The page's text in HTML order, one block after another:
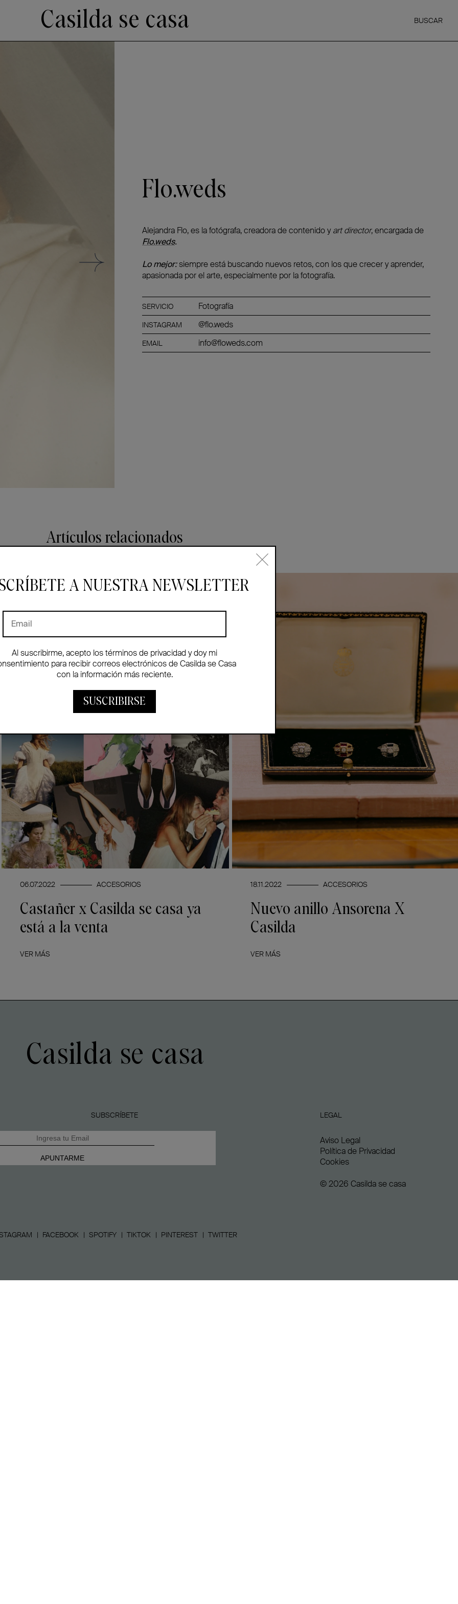
Casilda se casa BUSCAR
Flo.weds
Alejandra Flo, es la fotógrafa, creadora de contenido yart director, encargada de
Flo.weds.
Lo mejor:siempre está buscando nuevos retos, con los que crecer y aprender,
apasionada por el arte, especialmente por la fotografía.
SERVICIO Fotografía
INSTAGRAM @flo.weds
EMAIL info@floweds.com
Artículos relacionados
06.07.2022 ACCESORIOS
Castañer x Casilda se casa ya
está a la venta
VER MÁS
18.11.2022 ACCESORIOS
Nuevo anillo Ansorena X
Casilda
VER MÁS
A NUESTRA NEWSLETTER
Al suscribirme, acepto los términos de privacidad y doy mi
para recibir correos electrónicos de Casilda se Casa
con la información más reciente.
SUSCRIBIRSE
Casilda se casa
SUBSCRÍBETE LEGAL
Aviso Legal
Política de Privacidad
Cookies
© 2026 Casilda se casa
FACEBOOK SPOTIFY TIKTOK PINTEREST TWITTER